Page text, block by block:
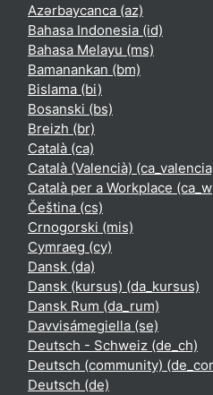
Azərbaycanca ‎(az)‎
Bahasa Indonesia ‎(id)‎
Bahasa Melayu ‎(ms)‎
Bamanankan ‎(bm)‎
Bislama ‎(bi)‎
Bosanski ‎(bs)‎
Breizh ‎(br)‎
Català ‎(ca)‎
Català (Valencià)
Català per a Workplace
Čeština ‎(cs)‎
Crnogorski ‎(mis)‎
Cymraeg ‎(cy)‎
Dansk ‎(da)‎
Dansk (kursus) ‎(da_kursus)‎
Dansk Rum ‎(da_rum)‎
Davvisámegiella ‎(se)‎
Deutsch - Schweiz ‎(de_ch)‎
Deutsch (community)
Deutsch ‎(de)‎